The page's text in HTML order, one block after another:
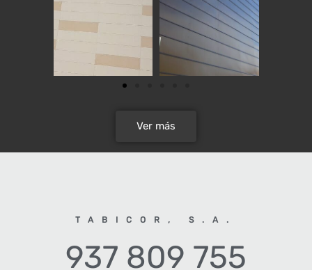
Ver más
TABICOR, S.A.
937 809 755